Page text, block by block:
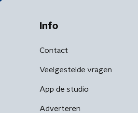
Info
Contact
Veelgestelde vragen
App de studio
Adverteren